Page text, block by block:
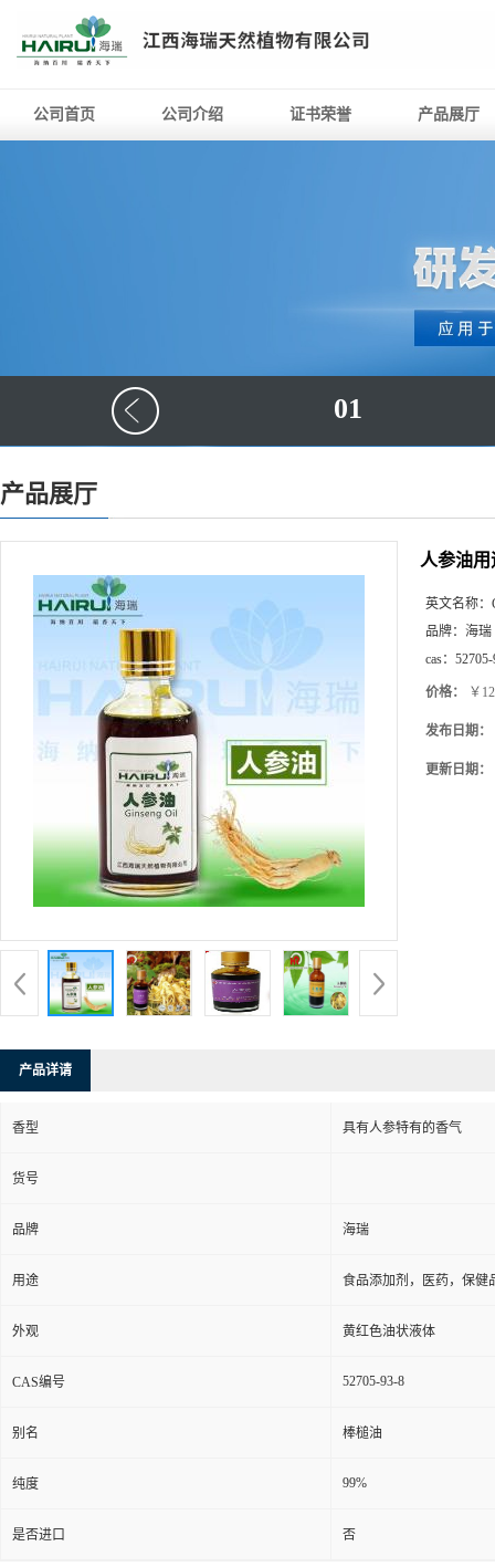
公司首页 公司介绍 证书荣誉 产品展厅
01
产品展厅
人参油
英文名称：
品牌： 海瑞
cas：
价格： ￥
发布日期：
更新日期：
产品详请
香型 具有人参特有的香气
货号
品牌 海瑞
用途 食品添加剂，医药，保健
外观 黄红色油状液体
CAS编号 52705-93-8
别名 棒槌油
纯度 99%
是否进口 否